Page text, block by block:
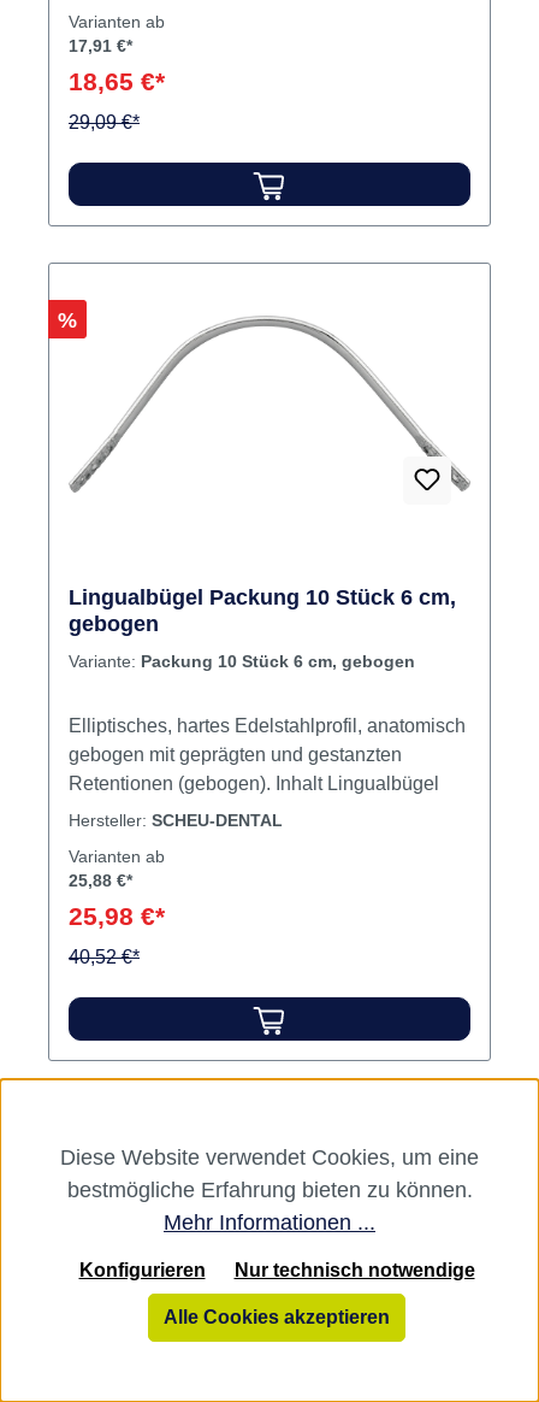
Oberfläche. Optimale Elastizität und Stabilität.
Varianten ab
17,91 €*
18,65 €*
29,09 €*
Rabatt
%
Lingualbügel Packung 10 Stück 6 cm,
gebogen
Variante: Packung 10 Stück 6 cm, gebogen
Elliptisches, hartes Edelstahlprofil, anatomisch
gebogen mit geprägten und gestanzten
Retentionen (gebogen). Inhalt Lingualbügel
Hersteller: SCHEU-DENTAL
Varianten ab
25,88 €*
25,98 €*
40,52 €*
Rabatt
%
Diese Website verwendet Cookies, um eine
bestmögliche Erfahrung bieten zu können.
Mehr Informationen ...
Nur technisch notwendige
Konfigurieren
Alle Cookies akzeptieren